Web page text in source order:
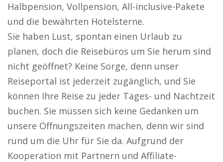
Halbpension, Vollpension, All-inclusive-Pakete
und die bewährten Hotelsterne.
Sie haben Lust, spontan einen Urlaub zu
planen, doch die Reisebüros um Sie herum sind
nicht geöffnet? Keine Sorge, denn unser
Reiseportal ist jederzeit zugänglich, und Sie
können Ihre Reise zu jeder Tages- und Nachtzeit
buchen. Sie müssen sich keine Gedanken um
unsere Öffnungszeiten machen, denn wir sind
rund um die Uhr für Sie da. Aufgrund der
Kooperation mit Partnern und Affiliate-